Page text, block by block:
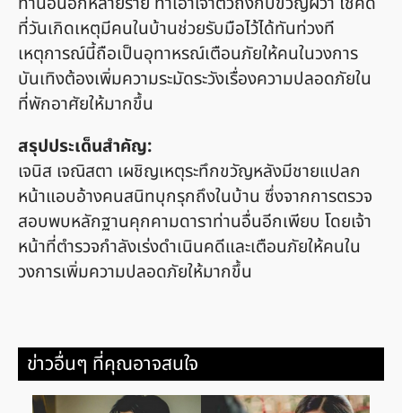
ที่วันเกิดเหตุมีคนในบ้านช่วยรับมือไว้ได้ทันท่วงที
เหตุการณ์นี้ถือเป็นอุทาหรณ์เตือนภัยให้คนในวงการ
บันเทิงต้องเพิ่มความระมัดระวังเรื่องความปลอดภัยใน
ที่พักอาศัยให้มากขึ้น
สรุปประเด็นสำคัญ:
เจนิส เจณิสตา เผชิญเหตุระทึกขวัญหลังมีชายแปลก
หน้าแอบอ้างคนสนิทบุกรุกถึงในบ้าน ซึ่งจากการตรวจ
สอบพบหลักฐานคุกคามดาราท่านอื่นอีกเพียบ โดยเจ้า
หน้าที่ตำรวจกำลังเร่งดำเนินคดีและเตือนภัยให้คนใน
วงการเพิ่มความปลอดภัยให้มากขึ้น
ข่าวอื่นๆ ที่คุณอาจสนใจ